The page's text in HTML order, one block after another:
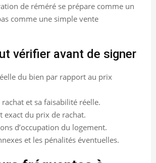
de réméré se prépare comme un
comme une simple vente
vérifier avant de signer
du bien par rapport au prix
rachat et sa faisabilité réelle.
exact du prix de rachat.
d’occupation du logement.
et les pénalités éventuelles.